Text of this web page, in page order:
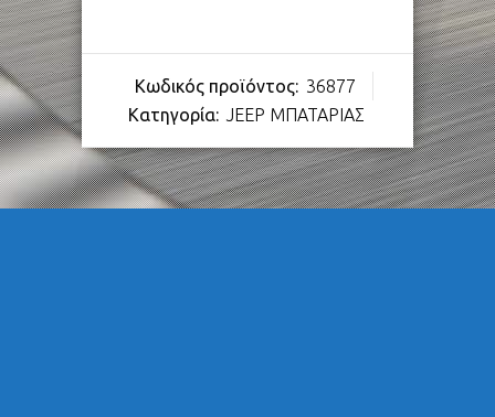
Κωδικός προϊόντος: 36877
Κατηγορία: JEEP ΜΠΑΤΑΡΙΑΣ